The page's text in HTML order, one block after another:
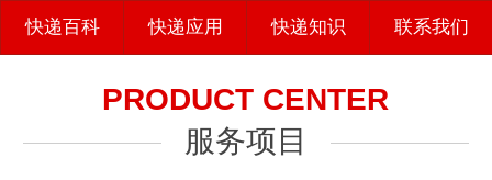
快递百科 快递应用 快递知识 联系我们
PRODUCT CENTER
服务项目